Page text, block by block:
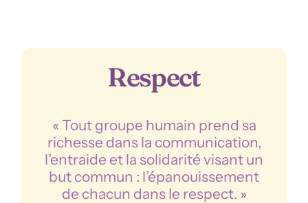
Respect
« Tout groupe humain prend sa
richesse dans la communication,
l’entraide et la solidarité visant un
but commun : l’épanouissement
de chacun dans le respect. »